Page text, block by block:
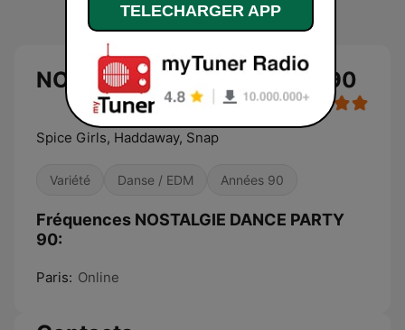
NOSTALGIE DANCE PARTY 90
Spice Girls, Haddaway, Snap
Variété Danse / EDM Années 90
Fréquences NOSTALGIE DANCE PARTY
90:
Paris: Online
TELECHARGER APP